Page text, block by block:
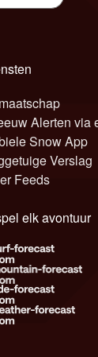
Alerten via
Snow App
Verslag
Feeds
elk avontuur